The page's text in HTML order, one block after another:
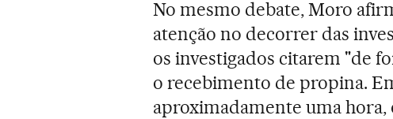
No mesmo debate, Moro
atenção no decorrer das
os investigados citarem "de
o recebimento de propina.
aproximadamente uma